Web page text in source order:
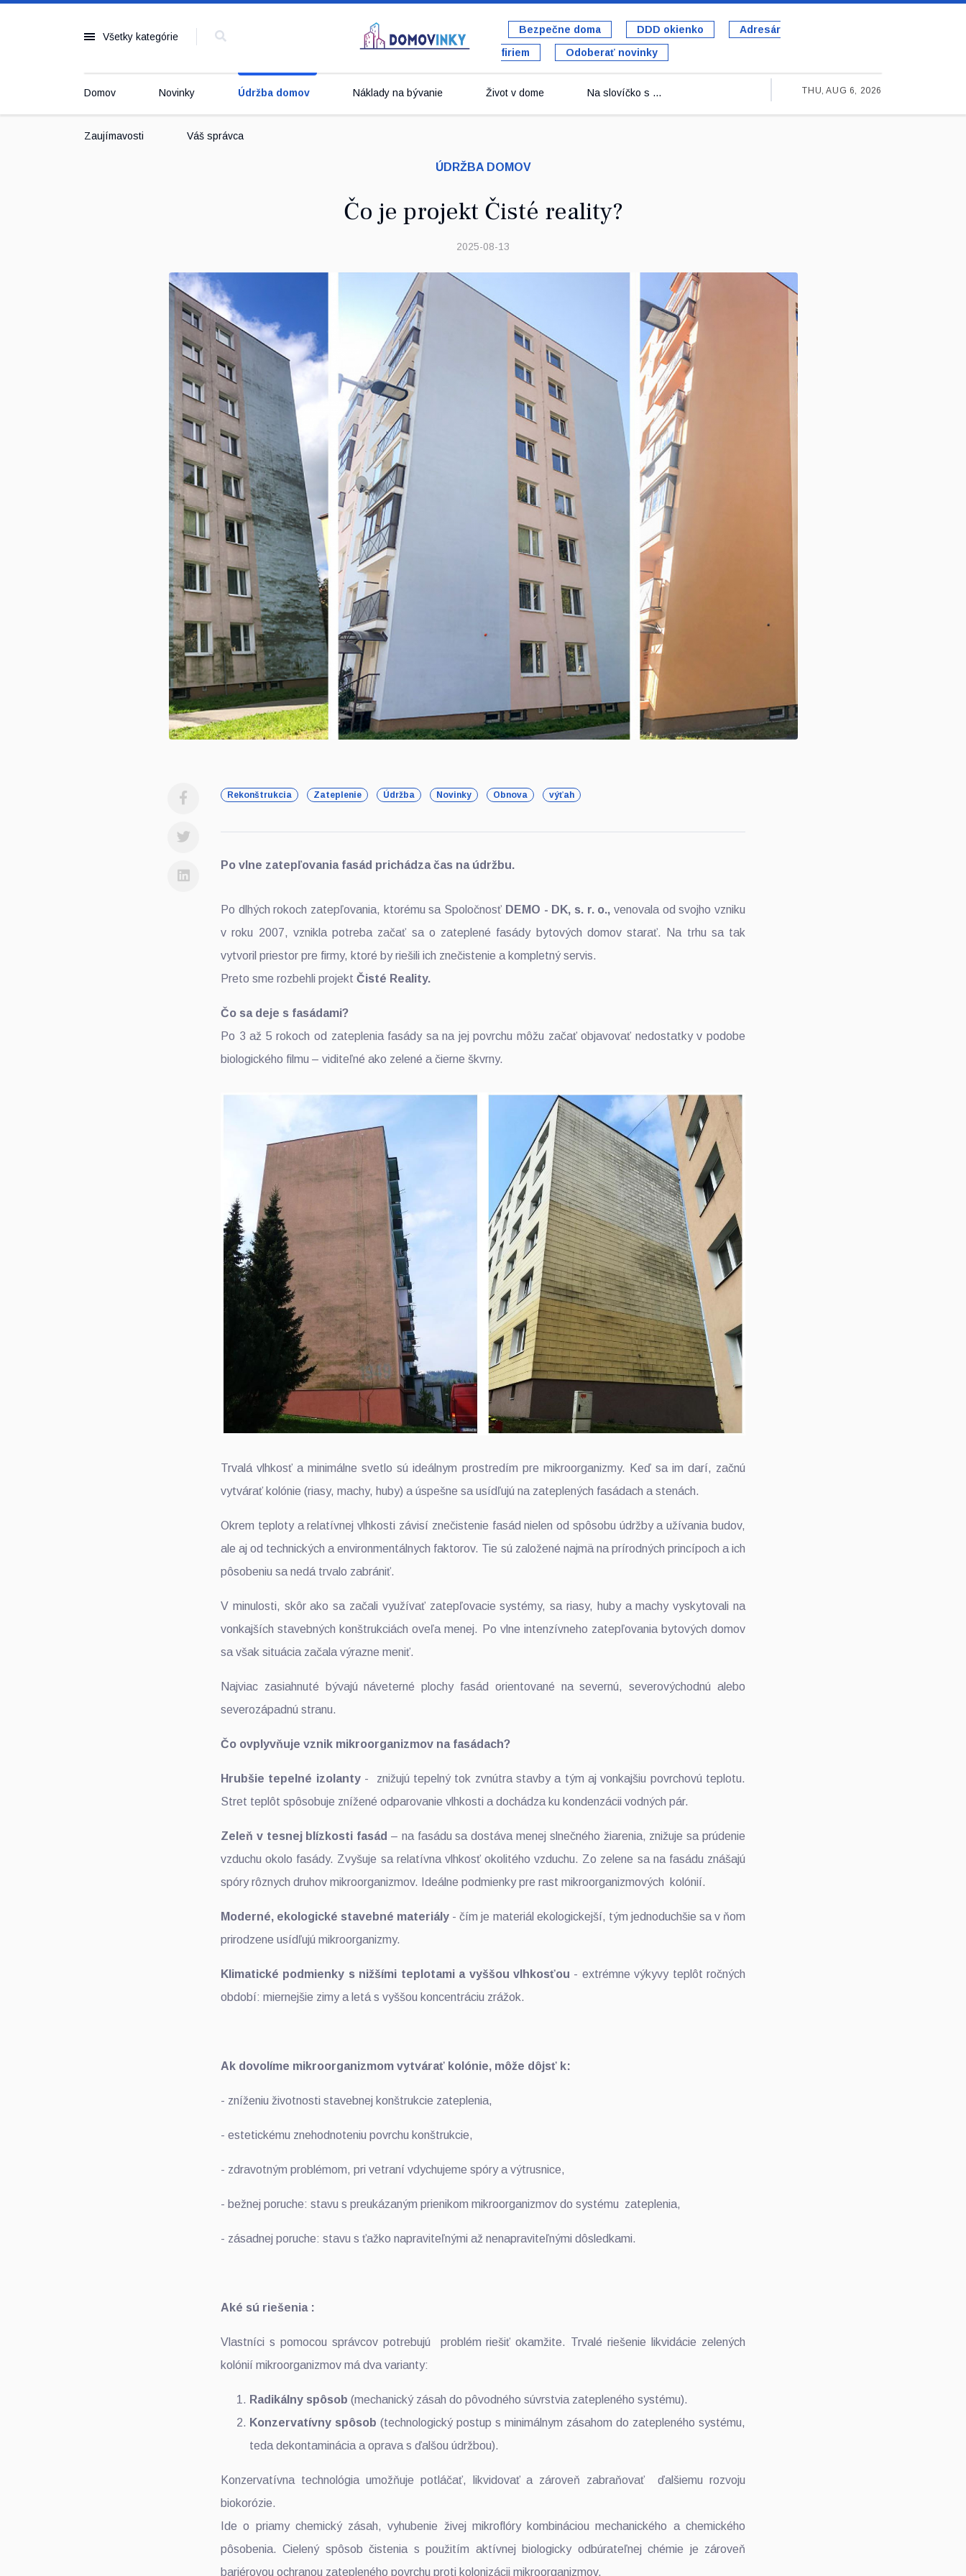
Všetky kategórie
Bezpečne doma DDD okienko
Adresár
firiem
Odoberať novinky
Domov Novinky Údržba domov Náklady na bývanie Život v dome Na slovíčko s ...
Zaujímavosti Váš správca
THU, AUG 6, 2026
ÚDRŽBA DOMOV
Čo je projekt Čisté reality?
2025-08-13
Rekonštrukcia Zateplenie Údržba Novinky Obnova výťah
Po vlne zatepľovania fasád prichádza čas na údržbu.
Po dlhých rokoch zatepľovania, ktorému sa Spoločnosť DEMO - DK, s. r. o., venovala od svojho vzniku
v roku 2007, vznikla potreba začať sa o zateplené fasády bytových domov starať. Na trhu sa tak
vytvoril priestor pre firmy, ktoré by riešili ich znečistenie a kompletný servis.
Preto sme rozbehli projekt Čisté Reality.
Čo sa deje s fasádami?
Po 3 až 5 rokoch od zateplenia fasády sa na jej povrchu môžu začať objavovať nedostatky v podobe
biologického filmu – viditeľné ako zelené a čierne škvrny.
Trvalá vlhkosť a minimálne svetlo sú ideálnym prostredím pre mikroorganizmy. Keď sa im darí, začnú
vytvárať kolónie (riasy, machy, huby) a úspešne sa usídľujú na zateplených fasádach a stenách.
Okrem teploty a relatívnej vlhkosti závisí znečistenie fasád nielen od spôsobu údržby a užívania budov,
ale aj od technických a environmentálnych faktorov. Tie sú založené najmä na prírodných princípoch a ich
pôsobeniu sa nedá trvalo zabrániť.
V minulosti, skôr ako sa začali využívať zatepľovacie systémy, sa riasy, huby a machy vyskytovali na
vonkajších stavebných konštrukciách oveľa menej. Po vlne intenzívneho zatepľovania bytových domov
sa však situácia začala výrazne meniť.
Najviac zasiahnuté bývajú náveterné plochy fasád orientované na severnú, severovýchodnú alebo
severozápadnú stranu.
Čo ovplyvňuje vznik mikroorganizmov na fasádach?
Hrubšie tepelné izolanty- znižujú tepelný tok zvnútra stavby a tým aj vonkajšiu povrchovú teplotu.
Stret teplôt spôsobuje znížené odparovanie vlhkosti a dochádza ku kondenzácii vodných pár.
Zeleň v tesnej blízkosti fasád – na fasádu sa dostáva menej slnečného žiarenia, znižuje sa prúdenie
vzduchu okolo fasády. Zvyšuje sa relatívna vlhkosť okolitého vzduchu. Zo zelene sa na fasádu znášajú
spóry rôznych druhov mikroorganizmov. Ideálne podmienky pre rast mikroorganizmových kolónií.
Moderné, ekologické stavebné materiály - čím je materiál ekologickejší, tým jednoduchšie sa v ňom
prirodzene usídľujú mikroorganizmy.
Klimatické podmienky s nižšími teplotami a vyššou vlhkosťou - extrémne výkyvy teplôt ročných
období: miernejšie zimy a letá s vyššou koncentráciu zrážok.
Ak dovolíme mikroorganizmom vytvárať kolónie, môže dôjsť k:
- zníženiu životnosti stavebnej konštrukcie zateplenia,
- estetickému znehodnoteniu povrchu konštrukcie,
- zdravotným problémom, pri vetraní vdychujeme spóry a výtrusnice,
- bežnej poruche: stavu s preukázaným prienikom mikroorganizmov do systému zateplenia,
- zásadnej poruche: stavu s ťažko napraviteľnými až nenapraviteľnými dôsledkami.
Aké sú riešenia :
Vlastníci s pomocou správcov potrebujú problém riešiť okamžite. Trvalé riešenie likvidácie zelených
kolónií mikroorganizmov má dva varianty:
Radikálny spôsob (mechanický zásah do pôvodného súvrstvia zatepleného systému).
Konzervatívny spôsob (technologický postup s minimálnym zásahom do zatepleného systému,
teda dekontaminácia a oprava s ďalšou údržbou).
Konzervatívna technológia umožňuje potláčať, likvidovať a zároveň zabraňovať ďalšiemu rozvoju
biokorózie.
Ide o priamy chemický zásah, vyhubenie živej mikroflóry kombináciou mechanického a chemického
pôsobenia. Cielený spôsob čistenia s použitím aktívnej biologicky odbúrateľnej chémie je zároveň
bariérovou ochranou zatepleného povrchu proti kolonizácii mikroorganizmov.